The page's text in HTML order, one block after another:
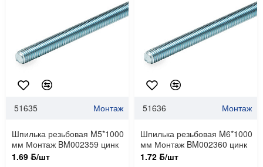
51635 Монтаж
Шпилька резьбовая M5*1000
мм Монтаж BM002359 цинк
1.69 ƃ/шт
51636 Монтаж
Шпилька резьбовая M6*1000
мм Монтаж BM002360 цинк
1.72 ƃ/шт